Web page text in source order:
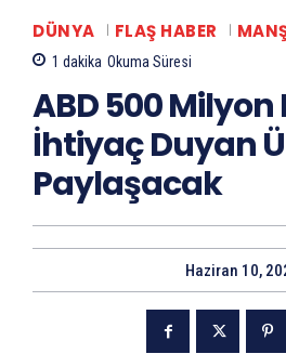
DÜNYA FLAŞ HABER
1 dakika Okuma Süresi
ABD 500 Milyon
İhtiyaç Duyan
Paylaşacak
Haziran 10,